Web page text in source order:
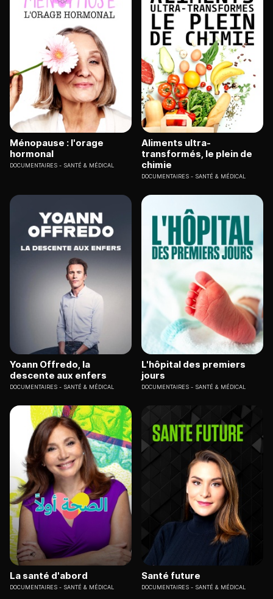
Ménopause : l'orage
hormonal
DOCUMENTAIRES SANTÉ & MÉDICAL
Aliments ultra-
transformés, le plein de
chimie
DOCUMENTAIRES SANTÉ & MÉDICAL
Yoann Offredo, la
descente aux enfers
DOCUMENTAIRES SANTÉ & MÉDICAL
L'hôpital des premiers
jours
DOCUMENTAIRES SANTÉ & MÉDICAL
La santé d'abord
DOCUMENTAIRES SANTÉ & MÉDICAL
Santé future
DOCUMENTAIRES SANTÉ & MÉDICAL